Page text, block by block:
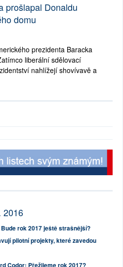
prošlapal Donaldu
domu
prezidenta Baracka
liberální sdělovací
nahlížejí shovívavě a
2016
rok 2017 ještě strašnější?
pilotní projekty, které zavedou
Codor: Přežijeme rok 2017?